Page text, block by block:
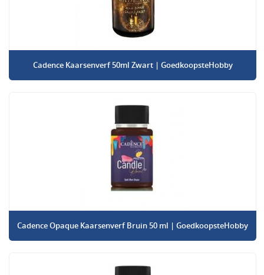
Cadence Kaarsenverf 50ml Zwart | GoedkoopsteHobby
Cadence Opaque Kaarsenverf Bruin 50 ml | GoedkoopsteHobby